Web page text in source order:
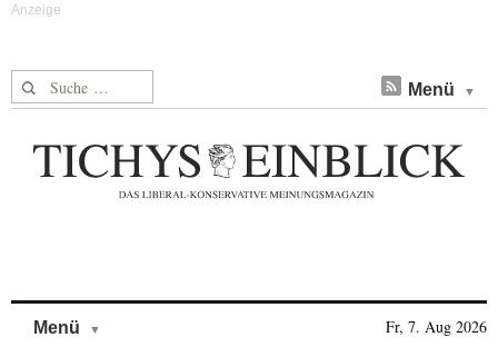
Suche nach: Menü
Menü Fr, 7. Aug 2026